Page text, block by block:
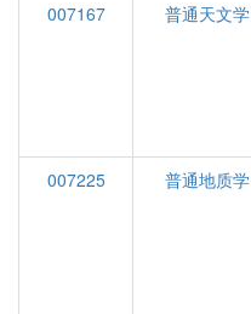
007167
普通天文学
007225
普通地质学